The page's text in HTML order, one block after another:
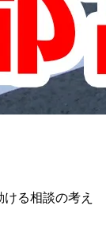
る相談の考え